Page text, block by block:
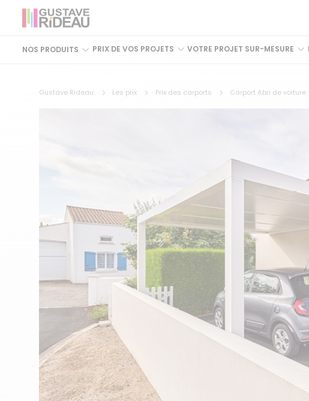
NOS PRODUITS PRIX DE VOS PROJETS VOTRE PROJET SUR-MESURE
Gustave Rideau Les prix Prix des carports Carport Abri de voiture